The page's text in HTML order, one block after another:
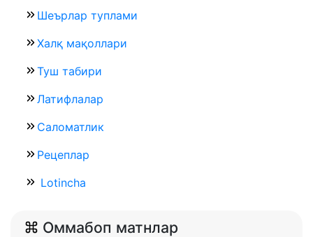
Шеърлар туплами
Халқ мақоллари
Туш табири
Латифлалар
Саломатлик
Рецеплар
Lotincha
Оммабоп матнлар